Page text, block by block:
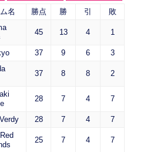
名 勝点 勝 引 敗
45 13 4 1
37 9 6 3
37 8 8 2
28 7 4 7
28 7 4 7
25 7 4 7